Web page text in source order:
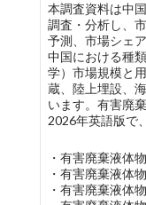
本調査資料は中
調査・分析し、
予測、市場シェ
中国における種
学）市場規模と
蔵、陸上埋設、
います。有害廃
2026年英語版で
・有害廃棄液体
・有害廃棄液体
・有害廃棄液体